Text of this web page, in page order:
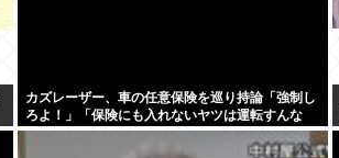
カズレーザー、車の任意保険を巡り持論「強制し
ろよ！」「保険にも入れないヤツは運転すんな
よ」